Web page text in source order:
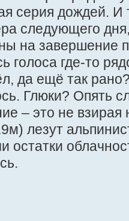
серия дождей. И
следующего
на завершение
голоса где-то
да ещё так
Глюки? Опять
– это не взирая
лезут
остатки